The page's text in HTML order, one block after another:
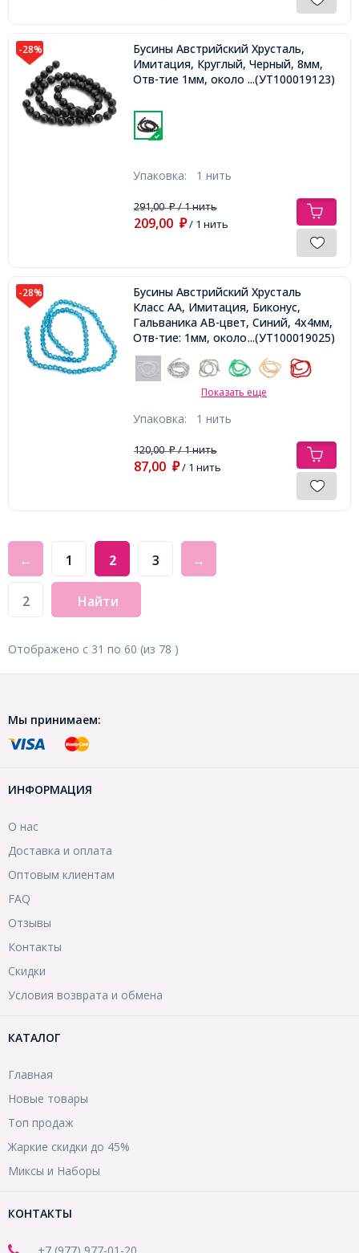
-28%
Бусины Австрийский Хрусталь,
Имитация, Круглый, Черный, 8мм,
Отв-тие 1мм, около 48шт/35см,
...(УТ100019123)
Упаковка: 1 нить
291,00₽/ 1 нить
209,00 ₽/ 1 нить
-28%
Бусины Австрийский Хрусталь
Класс АА, Имитация, Биконус,
Гальваника АВ-цвет, Синий, 4х4мм,
Отв-тие: 1мм, около 89шт/34см/
нить
...(УТ100019025)
Показать еще
Упаковка: 1 нить
120,00₽/ 1 нить
87,00 ₽/ 1 нить
← 1 2 3 →
Найти
Отображено с 31 по 60 (из 78 )
Мы принимаем:
ИНФОРМАЦИЯ
О нас
Доставка и оплата
Оптовым клиентам
FAQ
Отзывы
Контакты
Скидки
Условия возврата и обмена
КАТАЛОГ
Главная
Новые товары
Топ продаж
Жаркие скидки до 45%
Миксы и Наборы
КОНТАКТЫ